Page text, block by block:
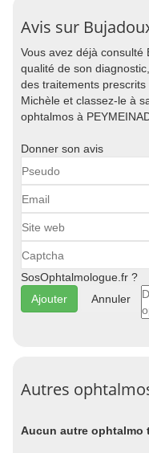
Avis sur
Vous avez déjà consulté
qualité de son
des traitements
Michèle et classez-le à
ophtalmos à
Donner son avis
SosOphtalmologue.fr ?
Annuler
Autres
Aucun autre ophtalmo